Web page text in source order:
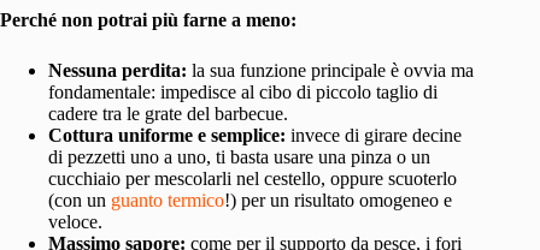
Perché non potrai più farne a meno:
Nessuna perdita: la sua funzione principale è ovvia ma
fondamentale: impedisce al cibo di piccolo taglio di
cadere tra le grate del barbecue.
Cottura uniforme e semplice: invece di girare decine
di pezzetti uno a uno, ti basta usare una pinza o un
cucchiaio per mescolarli nel cestello, oppure scuoterlo
(con un guanto termico!) per un risultato omogeneo e
veloce.
Massimo sapore: come per il supporto da pesce, i fori